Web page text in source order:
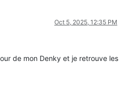
Oct 5, 2025, 12:35 PM
de mon Denky et je retrouve les